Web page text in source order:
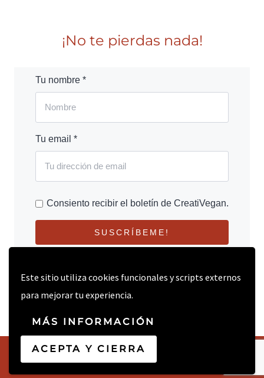
Este sitio utiliza cookies funcionales y scripts externos
para mejorar tu experiencia.
MÁS INFORMACIÓN
ACEPTA Y CIERRA
¡No te pierdas nada!
Tu nombre *
Tu email *
Consiento recibir el boletín de CreatiVegan.
SUSCRÍBEME!
© 2026 CREATIVEGAN.NET